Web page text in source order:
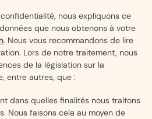
nous expliquons ce
que nous obtenons à votre
. Nous vous recommandons de lire
Lors de notre traitement, nous
de la législation sur la
entre autres, que :
dans quelles finalités nous traitons
Nous faisons cela au moyen de